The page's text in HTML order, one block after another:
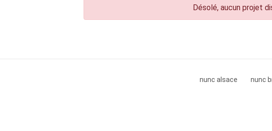
Désolé, aucun projet
nunc alsace nunc